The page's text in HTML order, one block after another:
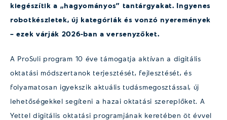
kiegészítik a „hagyományos” tantárgyakat. Ingyenes
robotkészletek, új kategóriák és vonzó nyeremények
– ezek várják 2026-ban a versenyzőket.
A ProSuli program 10 éve támogatja aktívan a digitális
oktatási módszertanok terjesztését, fejlesztését, és
folyamatosan igyekszik aktuális tudásmegosztással, új
lehetőségekkel segíteni a hazai oktatási szereplőket. A
Yettel digitális oktatási programjának keretében öt évvel